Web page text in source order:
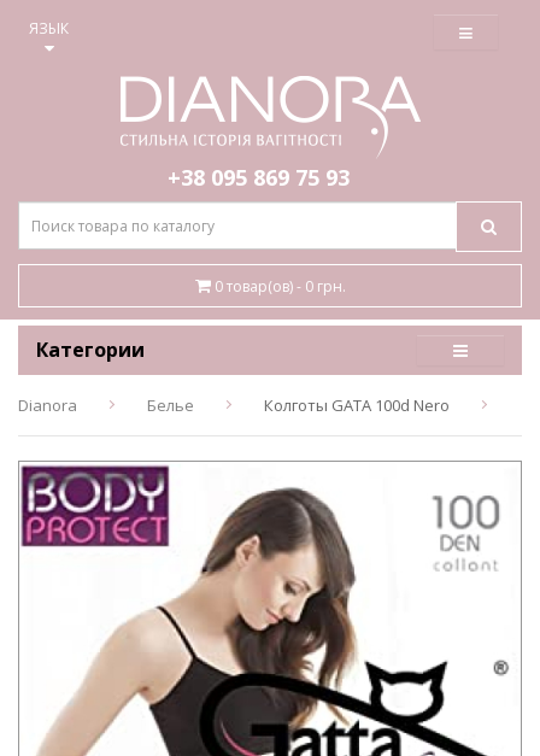
ЯЗЫК ≡
+38 095 869 75 93
0 товар(ов) - 0 грн.
Категории
Dianora Белье Колготы GATA 100d Nero